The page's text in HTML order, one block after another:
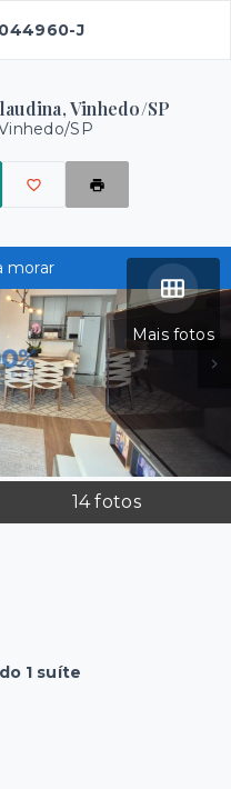
044960-J
Vinhedo/SP
SP
Mais fotos
14fotos
morar
1 suíte